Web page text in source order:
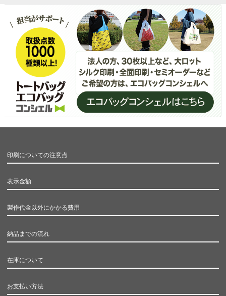
印刷についての注意点
表示金額
製作代金以外にかかる費用
納品までの流れ
在庫について
お支払い方法